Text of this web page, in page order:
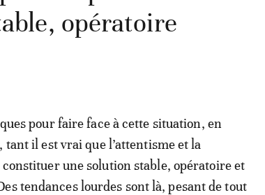
opératoire
pour faire face à cette situation, en
il est vrai que l’attentisme et la
une solution stable, opératoire et
tendances lourdes sont là, pesant de tout